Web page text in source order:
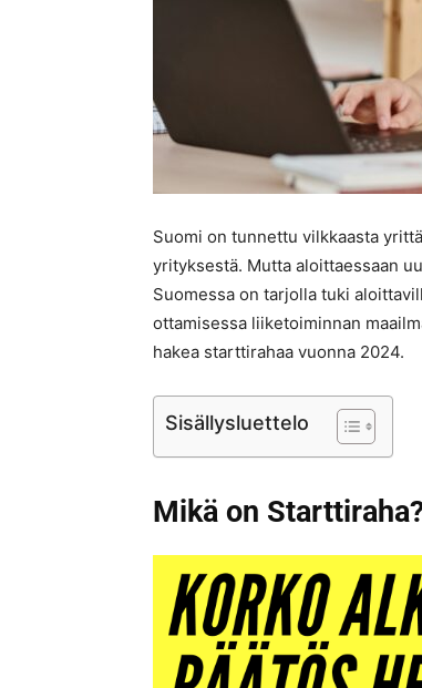
Suomi on tunnettu vilkkaasta
yrityksestä. Mutta aloittaessaan
Suomessa on tarjolla tuki
ottamisessa liiketoiminnan
hakea starttirahaa vuonna 2024.
Sisällysluettelo
Mikä on